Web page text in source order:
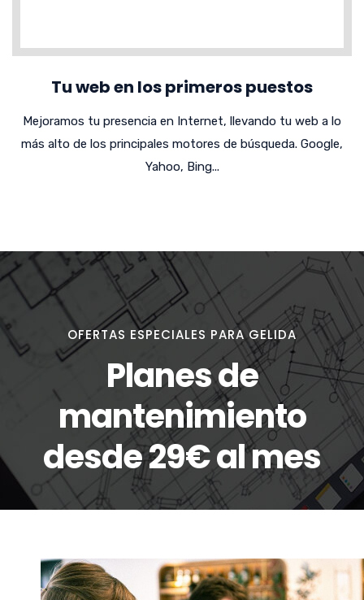
Tu web en los primeros puestos
Mejoramos tu presencia en Internet, llevando tu web a lo
más alto de los principales motores de búsqueda. Google,
Yahoo, Bing...
OFERTAS ESPECIALES PARA GELIDA
Planes de
mantenimiento
desde 29€ al mes